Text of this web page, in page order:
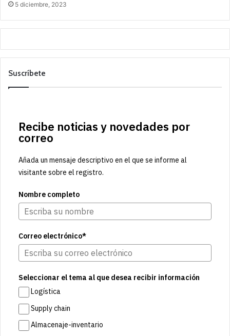
5 diciembre, 2023
Suscríbete
Recibe noticias y novedades por
correo
Añada un mensaje descriptivo en el que se informe al
visitante sobre el registro.
Nombre completo
Correo electrónico*
Seleccionar el tema al que desea recibir información
Logística
Supply chain
Almacenaje-inventario